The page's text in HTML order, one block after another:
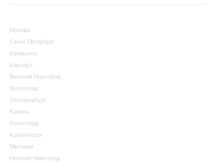
Москва
Санкт-Петербург
Балашиха
Барнаул
Великий Новгород
Волгоград
Екатеринбург
Казань
Краснодар
Красноярск
Мытищи
Нижний Новгород